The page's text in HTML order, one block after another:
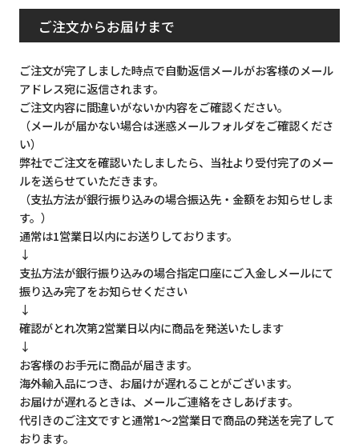
ご注文からお届けまで
ご注文が完了しました時点で自動返信メールがお客様のメール
アドレス宛に返信されます。
ご注文内容に間違いがないか内容をご確認ください。
（メールが届かない場合は迷惑メールフォルダをご確認くださ
い）
弊社でご注文を確認いたしましたら、当社より受付完了のメー
ルを送らせていただきます。
（支払方法が銀行振り込みの場合振込先・金額をお知らせしま
す。）
通常は1営業日以内にお送りしております。
↓
支払方法が銀行振り込みの場合指定口座にご入金しメールにて
振り込み完了をお知らせください
↓
確認がとれ次第2営業日以内に商品を発送いたします
↓
お客様のお手元に商品が届きます。
海外輸入品につき、お届けが遅れることがございます。
お届けが遅れるときは、メールご連絡をさしあげます。
代引きのご注文ですと通常1～2営業日で商品の発送を完了して
おります。